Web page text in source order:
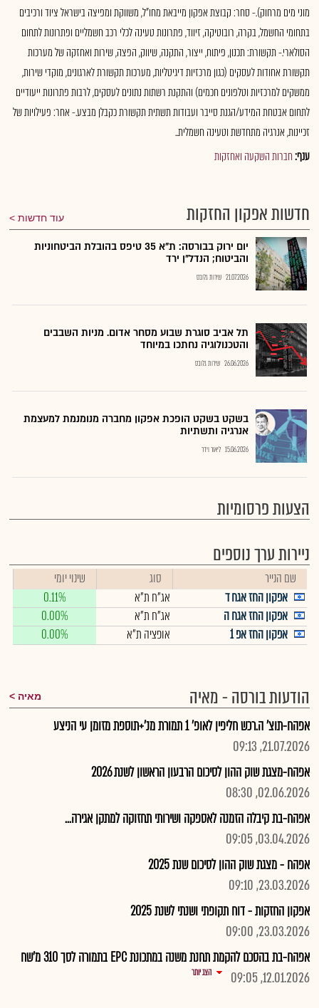
מוני מים מרחוק).- סחר: קבוצת אפקון מייבאת מחו"ל, משווקת ומפיצה בישראל ציוד ורכיבים
בתחומי החשמל, בקרה, רובוטיקה, זיווד, פתרונות טעינה לכלי רכב חשמליים ופתרונות לתחום
הסולארי.- תקשורת: תכנון, פיתוח, ייצור, התקנה, שיווק, הפצה, שירות ואחזקה של מערכות
תקשורת אחודות לעסקים (כגון מרכזיות דיגיטליות, מערכות תקשורת לארגונים, מוקדי שירות,
ממשקים למרכזיות וטלפונים חכמים) והתקנת רשתות נתונים לעסקים, לרבות פתרונות ייעודיים
לתחום אבטחת המידע/הגנת סייבר ועבודות תשתית תקשורת כקבלן מבצע.- אחר: פעילויות של
זכיינות, אנרגיה מתחדשת וטעינה חשמלית..
ענף:חברות השקעה ואחזקות
חדשות אפקון החזקות עוד חדשות
יום ירוק בבורסה: ת"א 35 טיפס בהובלת הביטחוניות
והביטוח; הנדל"ן ירד
21.07.2026 שירות גלובס
תל אביב סוגרת שבוע מסחר אדום. מניות השבבים
והטכנולוגיה נחתכו במיוחד
26.06.2026 שירות גלובס
בשקט בשקט הופכת אפקון מחברה מנומנמת למעצמת
אנרגיה ותשתיות
15.06.2026 ליאור וידר
הצעות פרסומיות
ניירות ערך נוספים
שם הנייר סוג
שינוי יומי
אפקון החז אגח ד
אג"ח ת"א
0.11%
אפקון החז אגח ה
אג"ח ת"א
0.00%
אפקון החז אפ 1
אופציה ת"א 0.00%
הודעות בורסה - מאיה מאיה
אפהח-תוצ' ה.רכש חליפין לאופ' 1 תמורת מנ'+תוספת מזומן עי הניצע
21.07.2026, 09:13
אפהח-מצגת שוק ההון לסיכום הרבעון הראשון לשנת 2026
02.06.2026, 08:30
אפהח-בת קיבלה הזמנה לאספקה ושירותי תחזוקה למתקן אגירה...
03.04.2026, 09:05
אפהח - מצגת שוק ההון לסיכום שנת 2025
23.03.2026, 09:10
אפקון החזקות - דוח תקופתי ושנתי לשנת 2025
23.03.2026, 09:00
אפהח-בת בהסכם להקמת תחנת משנה במתכונת EPC בתמורה לסך 310 מ'שח
12.01.2026, 09:05
הצג יותר